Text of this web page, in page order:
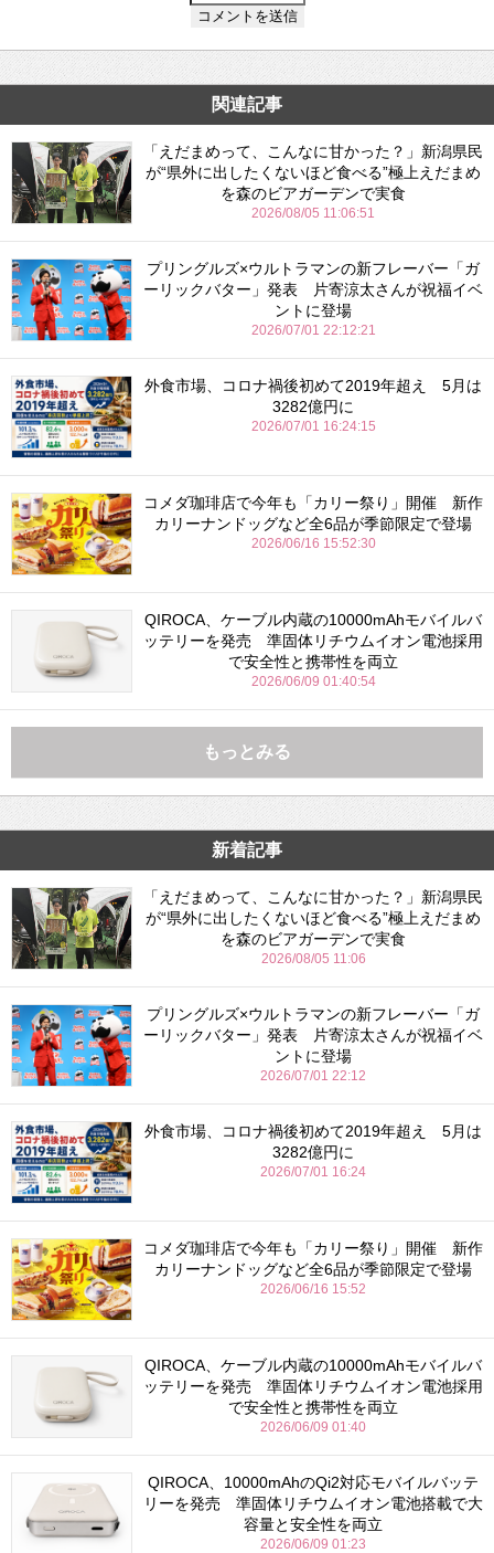
関連記事
「えだまめって、こんなに甘かった？」新潟県民
が“県外に出したくないほど食べる”極上えだまめ
を森のビアガーデンで実食
2026/08/05 11:06:51
プリングルズ×ウルトラマンの新フレーバー「ガ
ーリックバター」発表 片寄涼太さんが祝福イベ
ントに登場
2026/07/01 22:12:21
外食市場、コロナ禍後初めて2019年超え 5月は
3282億円に
2026/07/01 16:24:15
コメダ珈琲店で今年も「カリー祭り」開催 新作
カリーナンドッグなど全6品が季節限定で登場
2026/06/16 15:52:30
QIROCA、ケーブル内蔵の10000mAhモバイルバ
ッテリーを発売 準固体リチウムイオン電池採用
で安全性と携帯性を両立
2026/06/09 01:40:54
もっとみる
新着記事
「えだまめって、こんなに甘かった？」新潟県民
が“県外に出したくないほど食べる”極上えだまめ
を森のビアガーデンで実食
2026/08/05 11:06
プリングルズ×ウルトラマンの新フレーバー「ガ
ーリックバター」発表 片寄涼太さんが祝福イベ
ントに登場
2026/07/01 22:12
外食市場、コロナ禍後初めて2019年超え 5月は
3282億円に
2026/07/01 16:24
コメダ珈琲店で今年も「カリー祭り」開催 新作
カリーナンドッグなど全6品が季節限定で登場
2026/06/16 15:52
QIROCA、ケーブル内蔵の10000mAhモバイルバ
ッテリーを発売 準固体リチウムイオン電池採用
で安全性と携帯性を両立
2026/06/09 01:40
QIROCA、10000mAhのQi2対応モバイルバッテ
リーを発売 準固体リチウムイオン電池搭載で大
容量と安全性を両立
2026/06/09 01:23